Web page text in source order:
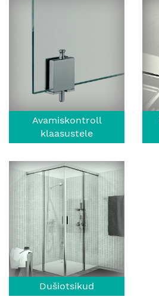
Avamiskontroll
klaasustele
Dušiotsikud